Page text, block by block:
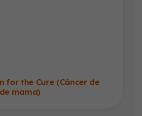
for the Cure (Cáncer de
mama)